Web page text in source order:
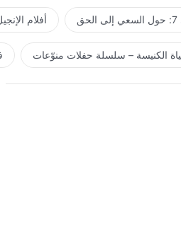
أفلام
الكنيسة – سلسلة حفلات منوّعات